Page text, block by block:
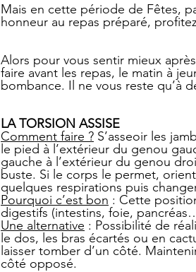
Mais en cette période de Fêtes,
honneur au repas préparé,
Alors pour vous sentir mieux
faire avant les repas, le matin à
bombance. Il ne vous reste qu’à
LA TORSION ASSISE
Comment faire ? S’asseoir les
le pied à l’extérieur du genou
gauche à l’extérieur du genou
buste. Si le corps le permet,
quelques respirations puis
Pourquoi c’est bon : Cette
digestifs (intestins, foie,
Une alternative : Possibilité de
le dos, les bras écartés ou en
laisser tomber d’un côté.
côté opposé.